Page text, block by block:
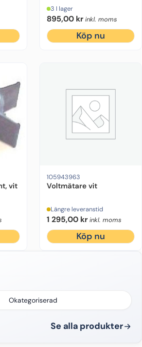
3 I lager
895,00 kr inkl. moms
Köp nu
vit
105943963
Voltmätare vit
Längre leveranstid
1 295,00 kr inkl. moms
Köp nu
Okategoriserad
Se alla produkter